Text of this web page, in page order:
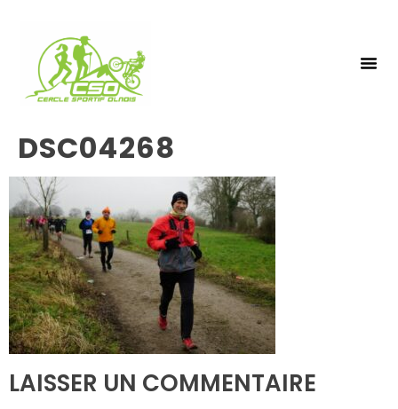
DSC04268
LAISSER UN COMMENTAIRE